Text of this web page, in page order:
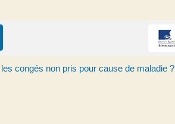
congés non pris pour cause de maladie ?